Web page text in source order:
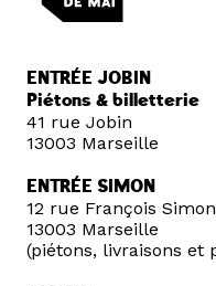
ENTRÉE JOBIN
Piétons & billetterie
41 rue Jobin
13003 Marseille
ENTRÉE SIMON
12 rue François Simon
13003 Marseille
(piétons, livraisons et